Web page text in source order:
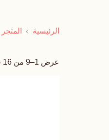
الرئيسية المتجر
عرض 1–9 من 16 قطعة